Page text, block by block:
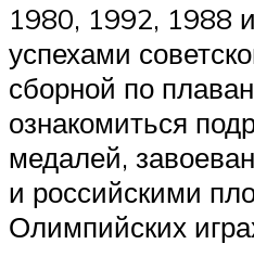
1980, 1992, 1988
успехами
сборной по
ознакомиться
медалей,
и российскими
Олимпийских